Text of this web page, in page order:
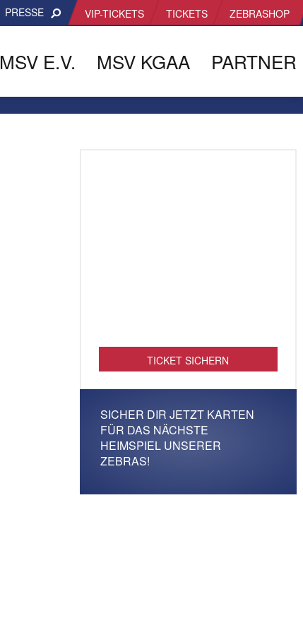
VIP-TICKETS TICKETS ZEBRASHOP
PRESSE
MSV E.V. MSV KGAA PARTNER
TICKET SICHERN
SICHER DIR JETZT KARTEN
FÜR DAS NÄCHSTE
HEIMSPIEL UNSERER
ZEBRAS!